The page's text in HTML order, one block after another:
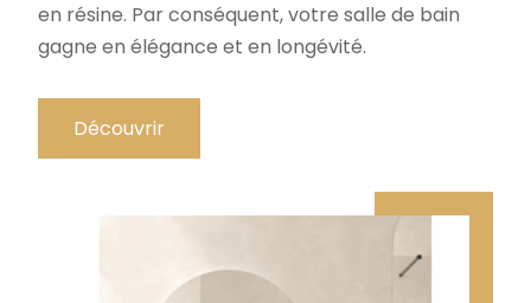
en résine. Par conséquent, votre salle de bain
gagne en élégance et en longévité.
Découvrir